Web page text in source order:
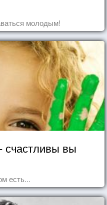
молодым!
счастливы вы
есть...